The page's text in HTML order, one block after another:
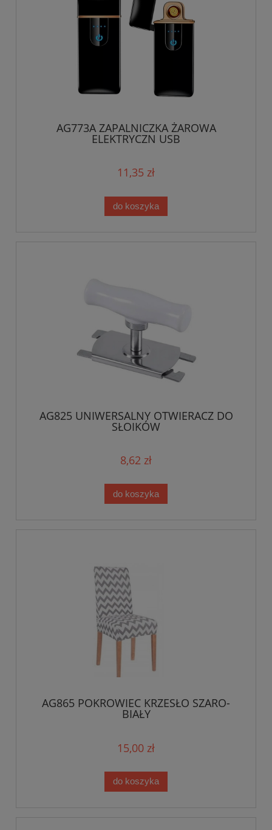
AG773A ZAPALNICZKA ŻAROWA
ELEKTRYCZN USB
11,35 zł
do koszyka
AG825 UNIWERSALNY OTWIERACZ DO
SŁOIKÓW
8,62 zł
do koszyka
AG865 POKROWIEC KRZESŁO SZARO-
BIAŁY
15,00 zł
do koszyka